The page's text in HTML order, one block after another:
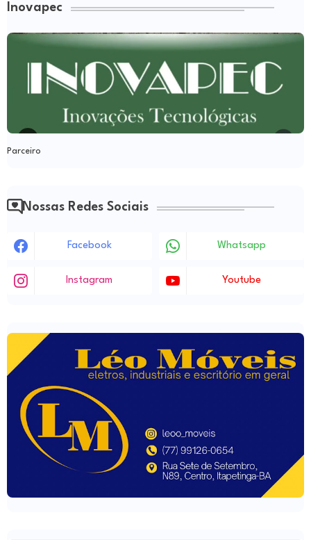
Inovapec
Parceiro
Nossas Redes Sociais
Facebook Whatsapp
Instagram Youtube